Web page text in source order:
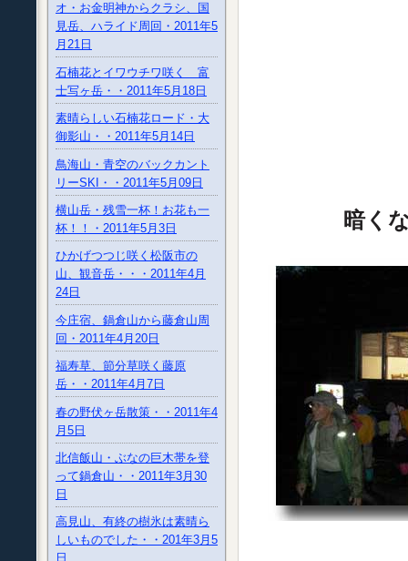
オ・お金明神からクラシ、国
見岳、ハライド周回・2011年5
月21日
石楠花とイワウチワ咲く 富
士写ヶ岳・・2011年5月18日
素晴らしい石楠花ロード・大
御影山・・2011年5月14日
鳥海山・青空のバックカント
リーSKI・・2011年5月09日
横山岳・残雪一杯！お花も一
杯！！・2011年5月3日
ひかげつつじ咲く松阪市の
山、観音岳・・・2011年4月
24日
今庄宿、鍋倉山から藤倉山周
回・2011年4月20日
福寿草、節分草咲く藤原
岳・・2011年4月7日
春の野伏ヶ岳散策・・2011年4
月5日
北信飯山・ぶなの巨木帯を登
って鍋倉山・・2011年3月30
日
高見山、有終の樹氷は素晴ら
しいものでした・・201年3月5
日
暗く